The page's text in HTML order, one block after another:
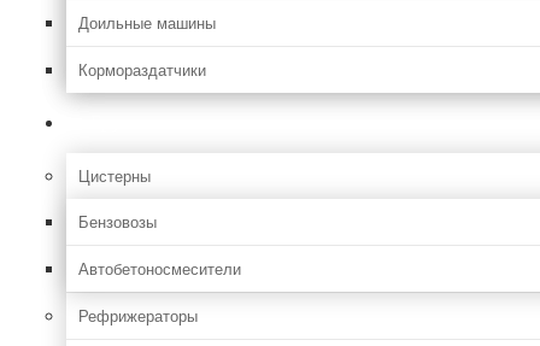
Доильные машины
Кормораздатчики
Цистерны
Бензовозы
Автобетоносмесители
Рефрижераторы